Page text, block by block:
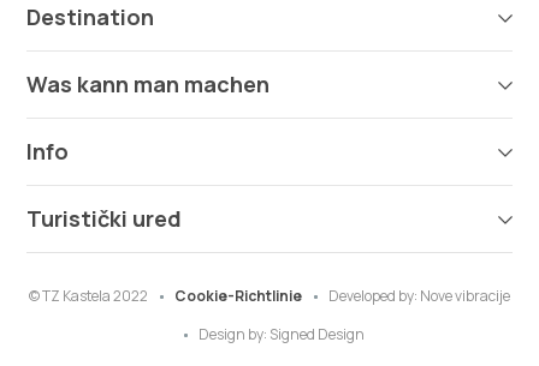
Destination
Was kann man machen
Info
Turistički ured
© TZ Kastela 2022 Cookie-Richtlinie Developed by: Nove vibracije
Design by: Signed Design